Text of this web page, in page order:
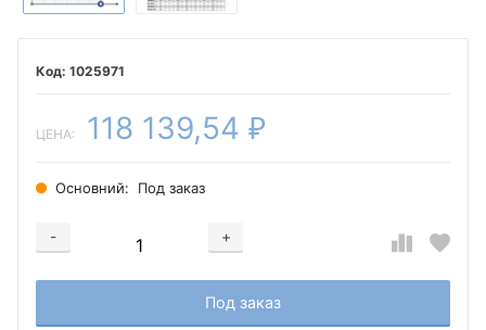
1025971
ЦЕНА: 118 139,54 ₽
Основний: Под заказ
-
+
Добавляется...
Под заказ
Добавлен